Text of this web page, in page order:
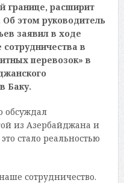
границе, расширит
Об этом руководитель
заявил в ходе
сотрудничества в
перевозок» в
Баку.
обсуждал
из Азербайджана и
стало реальностью
сотрудничество.